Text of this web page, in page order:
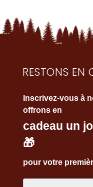
RESTONS EN
Inscrivez-vous à
offrons en
cadeau un
🎁
pour votre